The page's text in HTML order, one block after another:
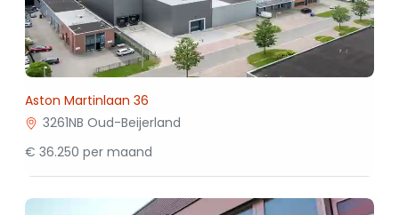
Aston Martinlaan 36
3261NB Oud-Beijerland
€ 36.250 per maand